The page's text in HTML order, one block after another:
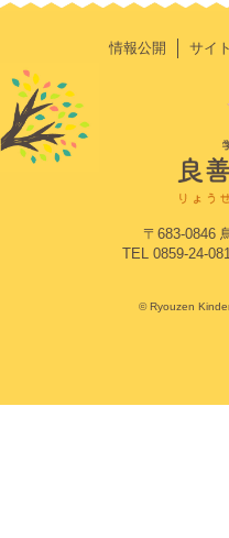
情報公開 サイ
〒683-0846
TEL 0859-24-
© Ryouzen